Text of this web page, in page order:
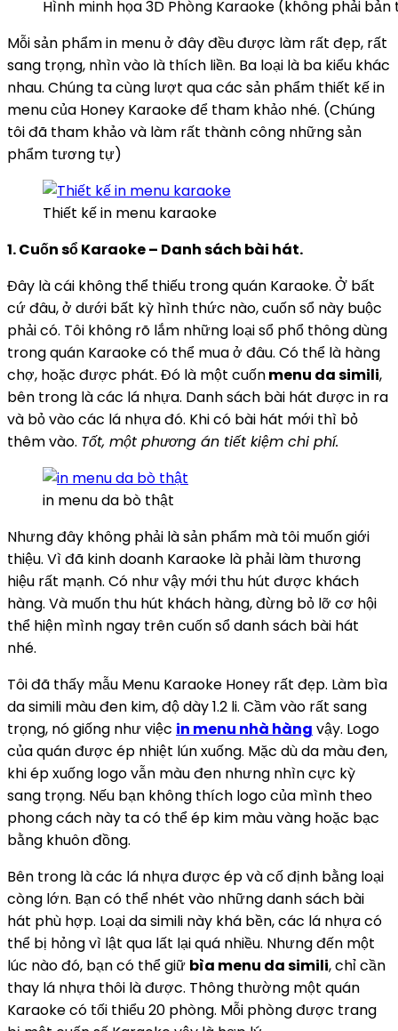
Hình minh họa 3D Phòng Karaoke (không phải
Mỗi sản phẩm in menu ở đây đều được làm rất đẹp, rất
sang trọng, nhìn vào là thích liền. Ba loại là ba kiểu khác
nhau. Chúng ta cùng lượt qua các sản phẩm thiết kế in
menu của Honey Karaoke để tham khảo nhé. (Chúng
tôi đã tham khảo và làm rất thành công những sản
phẩm tương tự)
Thiết kế in menu karaoke
1. Cuốn sổ Karaoke – Danh sách bài hát.
Đây là cái không thể thiếu trong quán Karaoke. Ở bất
cứ đâu, ở dưới bất kỳ hình thức nào, cuốn sổ này buộc
phải có. Tôi không rõ lắm những loại sổ phổ thông dùng
trong quán Karaoke có thể mua ở đâu. Có thể là hàng
chợ, hoặc được phát. Đó là một cuốnmenu da simili,
bên trong là các lá nhựa. Danh sách bài hát được in ra
và bỏ vào các lá nhựa đó. Khi có bài hát mới thì bỏ
thêm vào. Tốt, một phương án tiết kiệm chi phí.
in menu da bò thật
Nhưng đây không phải là sản phẩm mà tôi muốn giới
thiệu. Vì đã kinh doanh Karaoke là phải làm thương
hiệu rất mạnh. Có như vậy mới thu hút được khách
hàng. Và muốn thu hút khách hàng, đừng bỏ lỡ cơ hội
thể hiện mình ngay trên cuốn sổ danh sách bài hát
nhé.
Tôi đã thấy mẫu Menu Karaoke Honey rất đẹp. Làm bìa
da simili màu đen kim, độ dày 1.2 li. Cầm vào rất sang
trọng, nó giống như việc in menu nhà hàng vậy. Logo
của quán được ép nhiệt lún xuống. Mặc dù da màu đen,
khi ép xuống logo vẫn màu đen nhưng nhìn cực kỳ
sang trọng. Nếu bạn không thích logo của mình theo
phong cách này ta có thể ép kim màu vàng hoặc bạc
bằng khuôn đồng.
Bên trong là các lá nhựa được ép và cố định bằng loại
còng lớn. Bạn có thể nhét vào những danh sách bài
hát phù hợp. Loại da simili này khá bền, các lá nhựa có
thể bị hỏng vì lật qua lất lại quá nhiều. Nhưng đến một
lúc nào đó, bạn có thể giữ bìa menu da simili, chỉ cần
thay lá nhựa thôi là được. Thông thường một quán
Karaoke có tối thiểu 20 phòng. Mỗi phòng được trang